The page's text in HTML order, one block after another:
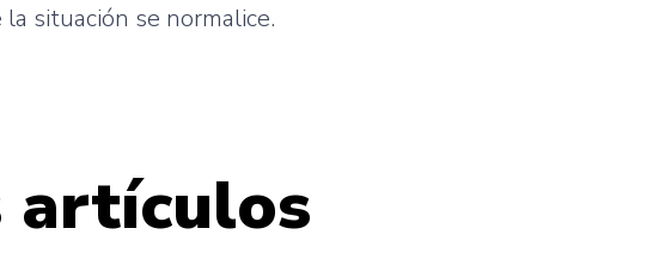
situación se normalice.
artículos